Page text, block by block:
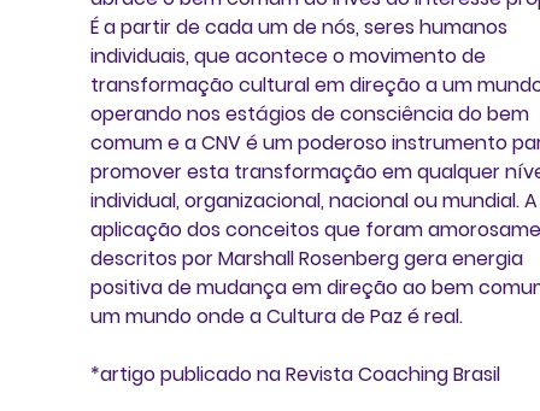
É a partir de cada um de nós, seres humanos
individuais, que acontece o movimento de
transformação cultural em direção a um
operando nos estágios de consciência do bem
comum e a CNV é um poderoso instrumento
promover esta transformação em qualquer
individual, organizacional, nacional ou mundial.
aplicação dos conceitos que foram
descritos por Marshall Rosenberg gera energia
positiva de mudança em direção ao bem
um mundo onde a Cultura de Paz é real.
*artigo publicado na Revista Coaching Brasil